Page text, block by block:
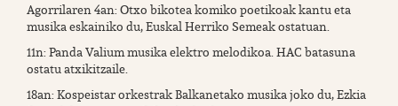
Agorrilaren 4an: Otxo bikotea komiko poetikoak kantu eta
musika eskainiko du, Euskal Herriko Semeak ostatuan.
11n: Panda Valium musika elektro melodikoa. HAC batasuna
ostatu atxikitzaile.
18an: Kospeistar orkestrak Balkanetako musika joko du, Ezkia